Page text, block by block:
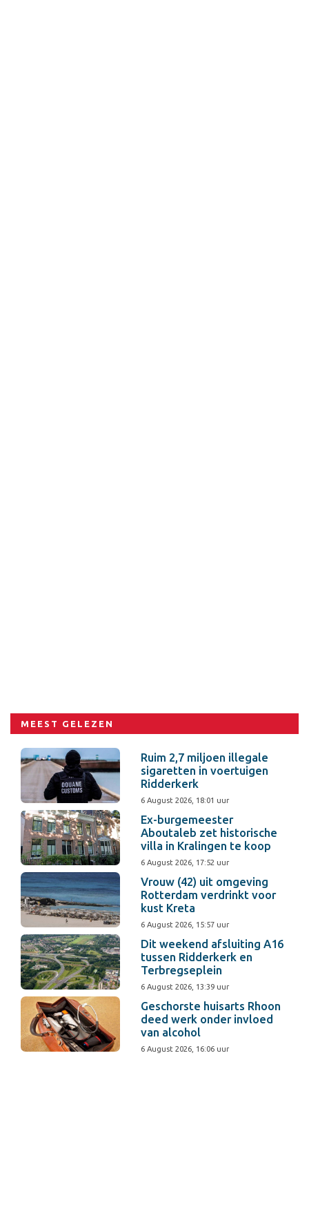
MEEST GELEZEN
Ruim 2,7 miljoen illegale
sigaretten in voertuigen
Ridderkerk
6 August 2026, 18:01 uur
Ex-burgemeester
Aboutaleb zet historische
villa in Kralingen te koop
6 August 2026, 17:52 uur
Vrouw (42) uit omgeving
Rotterdam verdrinkt voor
kust Kreta
6 August 2026, 15:57 uur
Dit weekend afsluiting A16
tussen Ridderkerk en
Terbregseplein
6 August 2026, 13:39 uur
Geschorste huisarts Rhoon
deed werk onder invloed
van alcohol
6 August 2026, 16:06 uur